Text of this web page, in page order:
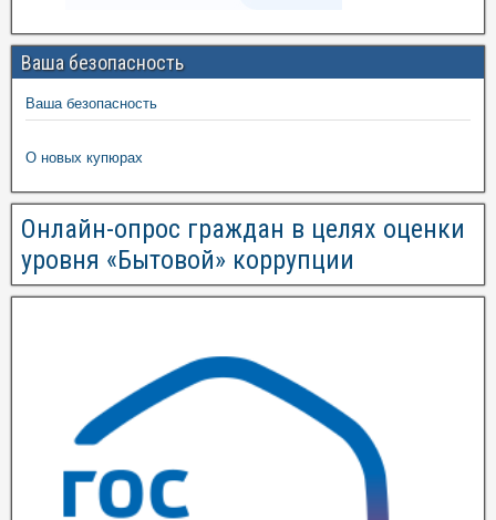
Ваша безопасность
Ваша безопасность
О новых купюрах
Онлайн-опрос граждан в целях оценки
уровня «Бытовой» коррупции